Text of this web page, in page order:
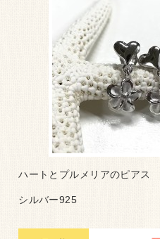
ハートとプルメリアのピアス
シルバー925